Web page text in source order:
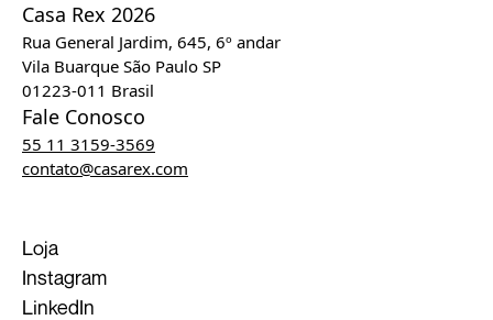
Casa Rex 2026
Rua General Jardim, 645, 6º andar
Vila Buarque São Paulo SP
01223-011 Brasil
Fale Conosco
55 11 3159-3569
contato@casarex.com
Loja
Instagram
LinkedIn